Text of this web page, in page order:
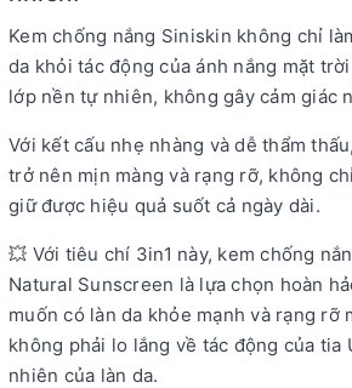
Kem chống nắng Siniskin không chỉ
da khỏi tác động của ánh nắng mặt
lớp nền tự nhiên, không gây cảm giác
Với kết cấu nhẹ nhàng và dễ thẩm
trở nên mịn màng và rạng rỡ, không
giữ được hiệu quả suốt cả ngày dài.
💥 Với tiêu chí 3in1 này, kem chống
Natural Sunscreen là lựa chọn hoàn
muốn có làn da khỏe mạnh và rạng rỡ
không phải lo lắng về tác động của tia
nhiên của làn da.